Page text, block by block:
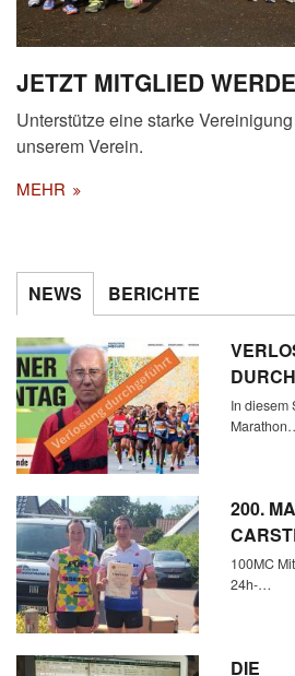
JETZT MITGLIED
Unterstütze eine starke
unserem Verein.
MEHR
NEWS BERICHTE
In diesem
200.
100MC
24h-…
DIE